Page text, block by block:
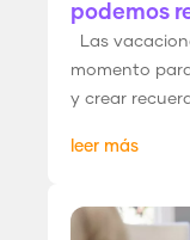
podemos
Las
momento
y crear
leer más